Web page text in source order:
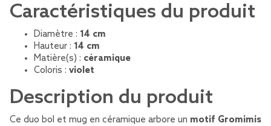
Caractéristiques du produit
Diamètre : 14 cm
Hauteur : 14 cm
Matière(s) : céramique
Coloris : violet
Description du produit
Ce duo bol et mug en céramique arbore un motif Gromimis